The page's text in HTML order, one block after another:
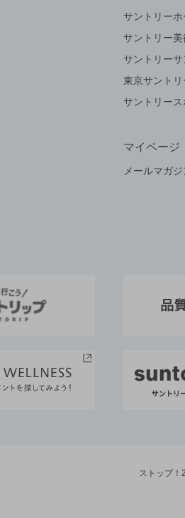
サントリーホ
サントリー美
サントリー
東京サント
サントリース
マイページ
メールマガジ
ストップ！